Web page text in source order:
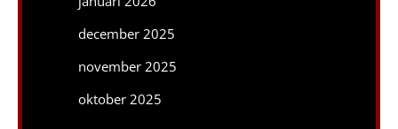
december 2025
november 2025
oktober 2025